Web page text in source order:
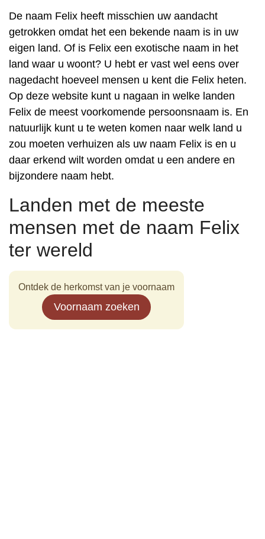
De naam Felix heeft misschien uw aandacht
getrokken omdat het een bekende naam is in uw
eigen land. Of is Felix een exotische naam in het
land waar u woont? U hebt er vast wel eens over
nagedacht hoeveel mensen u kent die Felix heten.
Op deze website kunt u nagaan in welke landen
Felix de meest voorkomende persoonsnaam is. En
natuurlijk kunt u te weten komen naar welk land u
zou moeten verhuizen als uw naam Felix is en u
daar erkend wilt worden omdat u een andere en
bijzondere naam hebt.
Landen met de meeste
mensen met de naam Felix
ter wereld
Ontdek de herkomst van je voornaam
Voornaam zoeken